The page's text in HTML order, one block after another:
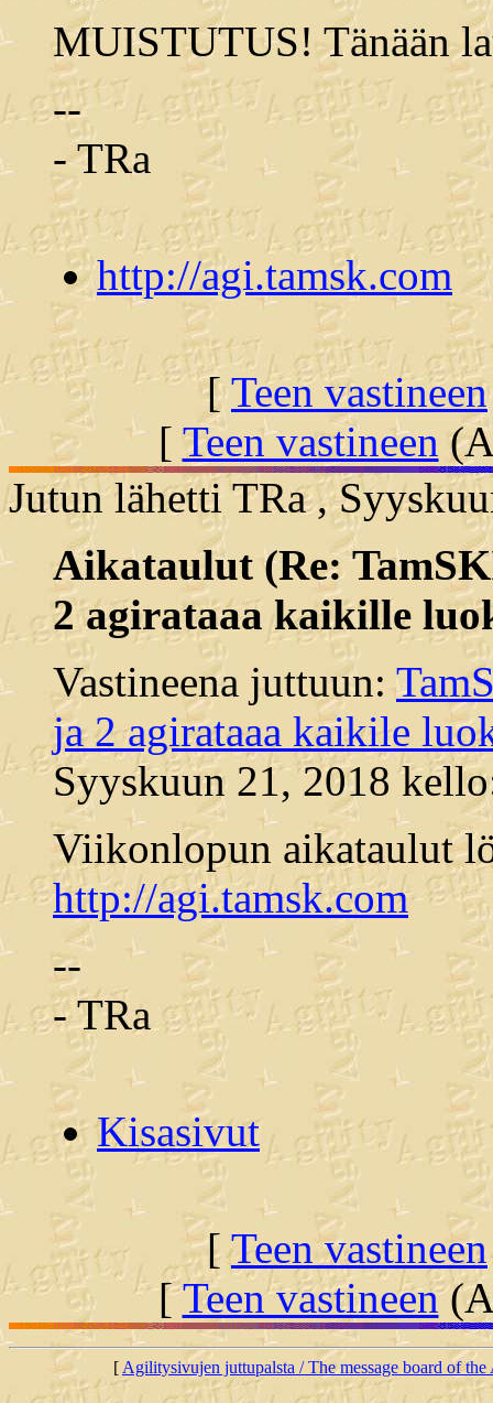
MUISTUTUS! Tänään
--
- TRa
http://agi.tamsk.com
[Teen vastineen
[ Teen vastineen
Jutun lähetti TRa ,
Aikataulut (Re:
2 agirataaa kaikille
Vastineena juttuun:
ja 2 agirataaa kaikile
Syyskuun 21, 2018
Viikonlopun aikataulut
http://agi.tamsk.com
--
- TRa
Kisasivut
[Teen vastineen
[Teen vastineen
[Agilitysivujen juttupalsta / The message board of